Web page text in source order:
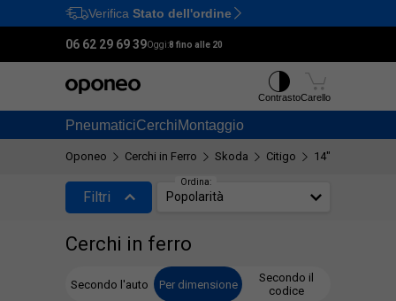
Ctrl M
Verifica Stato dell'ordine
06 62 29 69 39Oggi:8 fino alle 20
PneumaticiCerchiMontaggio
ContrastoCarello
Oponeo Cerchi in Ferro Skoda Citigo 14"
Filtri
Cerchi in ferro
Secondo l'auto Per dimensione
Secondo il
codice
Ordina:
Popolarità